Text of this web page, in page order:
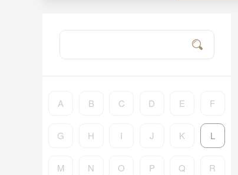
A B C D E F
G H I J K L
M N O P Q R